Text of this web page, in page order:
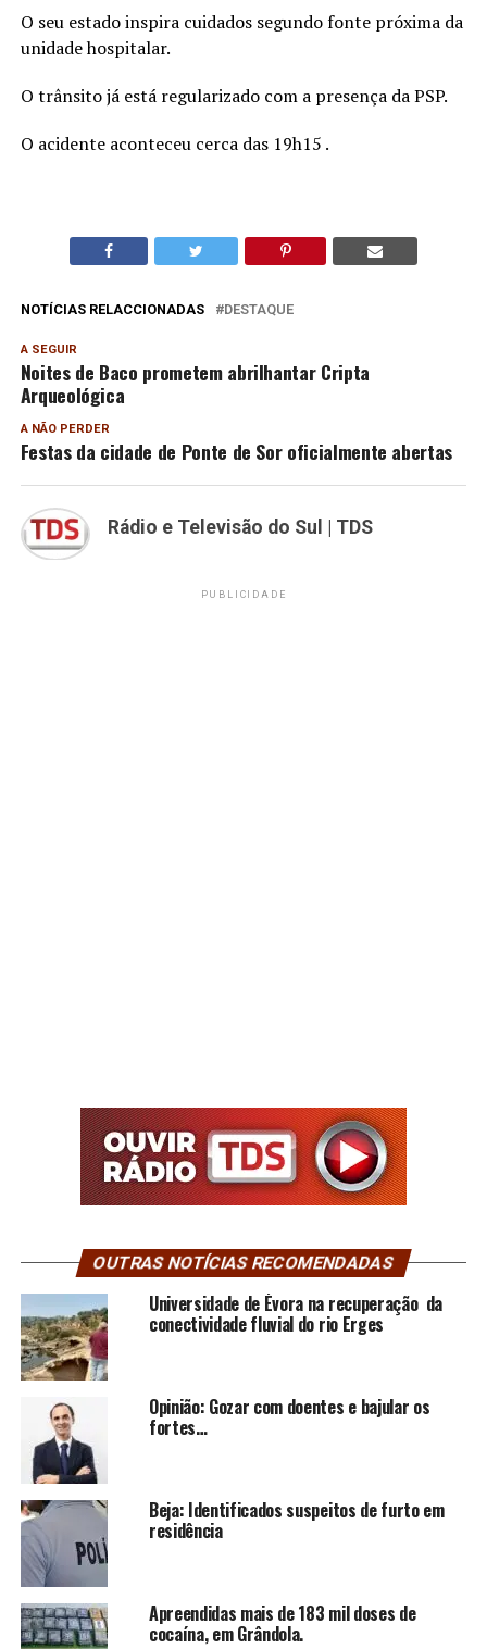
O seu estado inspira cuidados segundo fonte próxima da
unidade hospitalar.
O trânsito já está regularizado com a presença da PSP.
O acidente aconteceu cerca das 19h15 .
NOTÍCIAS RELACCIONADAS DESTAQUE
A SEGUIR
Noites de Baco prometem abrilhantar Cripta
Arqueológica
A NÃO PERDER
Festas da cidade de Ponte de Sor oficialmente abertas
Rádio e Televisão do Sul | TDS
PUBLICIDADE
OUTRAS NOTÍCIAS RECOMENDADAS
Universidade de Évora na recuperação da
conectividade fluvial do rio Erges
Opinião: Gozar com doentes e bajular os
fortes…
Beja: Identificados suspeitos de furto em
residência
Apreendidas mais de 183 mil doses de
cocaína, em Grândola.